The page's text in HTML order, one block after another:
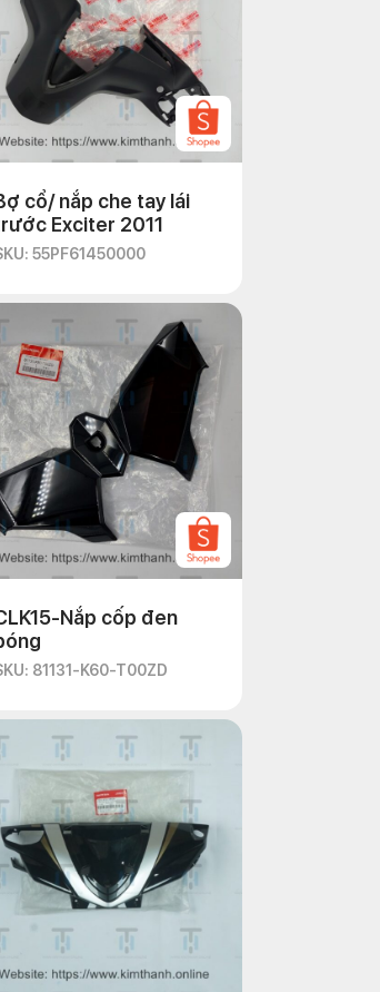
cổ/ nắp che tay lái
Exciter 2011
55PF61450000
Nắp cốp đen
81131-K60-T00ZD